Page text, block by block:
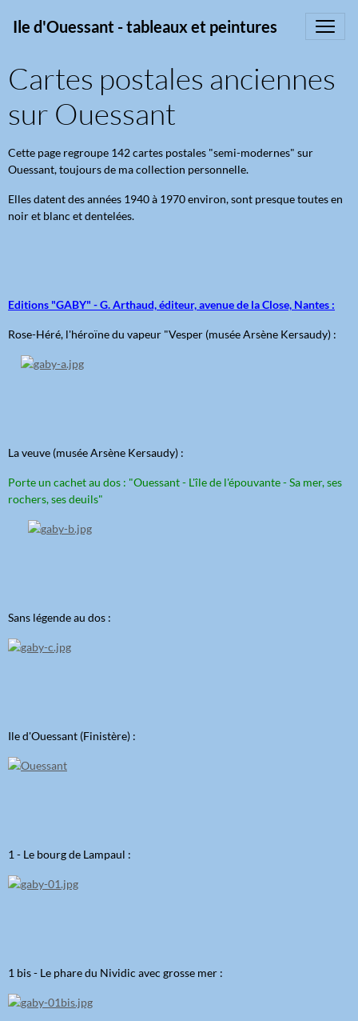
Ile d'Ouessant - tableaux et peintures
Cartes postales anciennes
sur Ouessant
Cette page regroupe 142 cartes postales "semi-modernes" sur
Ouessant, toujours de ma collection personnelle.
Elles datent des années 1940 à 1970 environ, sont presque toutes en
noir et blanc et dentelées.
Editions "GABY" - G. Arthaud, éditeur, avenue de la Close, Nantes :
Rose-Héré, l'héroïne du vapeur "Vesper (musée Arsène Kersaudy) :
La veuve (musée Arsène Kersaudy) :
Porte un cachet au dos : "Ouessant - L'île de l'épouvante - Sa mer, ses
rochers, ses deuils"
Sans légende au dos :
Ile d'Ouessant (Finistère) :
1 - Le bourg de Lampaul :
1 bis - Le phare du Nividic avec grosse mer :